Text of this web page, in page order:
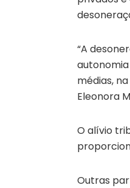
“A
médias,
Eleonora
O alívio
Outras